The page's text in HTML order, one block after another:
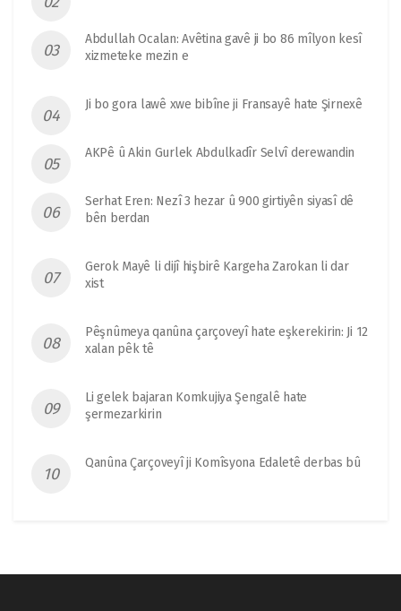
Abdullah Ocalan: Avêtina gavê ji bo 86 mîlyon kesî
xizmeteke mezin e
Ji bo gora lawê xwe bibîne ji Fransayê hate Şirnexê
AKPê û Akin Gurlek Abdulkadîr Selvî derewandin
Serhat Eren: Nezî 3 hezar û 900 girtiyên siyasî dê
bên berdan
Gerok Mayê li dijî hişbirê Kargeha Zarokan li dar
xist
Pêşnûmeya qanûna çarçoveyî hate eşkerekirin: Ji 12
xalan pêk tê
Li gelek bajaran Komkujiya Şengalê hate
şermezarkirin
Qanûna Çarçoveyî ji Komîsyona Edaletê derbas bû